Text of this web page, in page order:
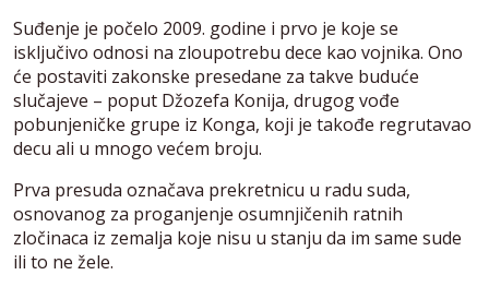
Suđenje je počelo 2009. godine i prvo je koje se
isključivo odnosi na zloupotrebu dece kao vojnika. Ono
će postaviti zakonske presedane za takve buduće
slučajeve – poput Džozefa Konija, drugog vođe
pobunjeničke grupe iz Konga, koji je takođe regrutavao
decu ali u mnogo većem broju.
Prva presuda označava prekretnicu u radu suda,
osnovanog za proganjenje osumnjičenih ratnih
zločinaca iz zemalja koje nisu u stanju da im same sude
ili to ne žele.